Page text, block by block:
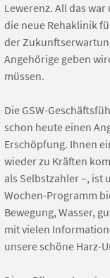
Lewerenz. All das
die neue Rehaklinik
der
Angehörige geben
müssen.
Die GSW-
schon heute einen
Erschöpfung. Ihnen
wieder zu Kräften
als Selbstzahler –, ist
Wochen-Programm
Bewegung, Wasser,
mit vielen
unsere schöne Harz-